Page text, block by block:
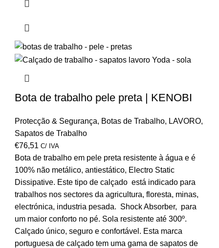
Bota de trabalho pele preta | KENOBI
Protecção & Segurança, Botas de Trabalho, LAVORO,
Sapatos de Trabalho
€76,51 C/ IVA
Bota de trabalho em pele preta resistente à água e é
100% não metálico, antiestático, Electro Static
Dissipative. Este tipo de calçado está indicado para
trabalhos nos sectores da agricultura, floresta, minas,
electrónica, industria pesada. Shock Absorber, para
um maior conforto no pé. Sola resistente até 300º.
Calçado único, seguro e confortável. Esta marca
portuguesa de calçado tem uma gama de sapatos de